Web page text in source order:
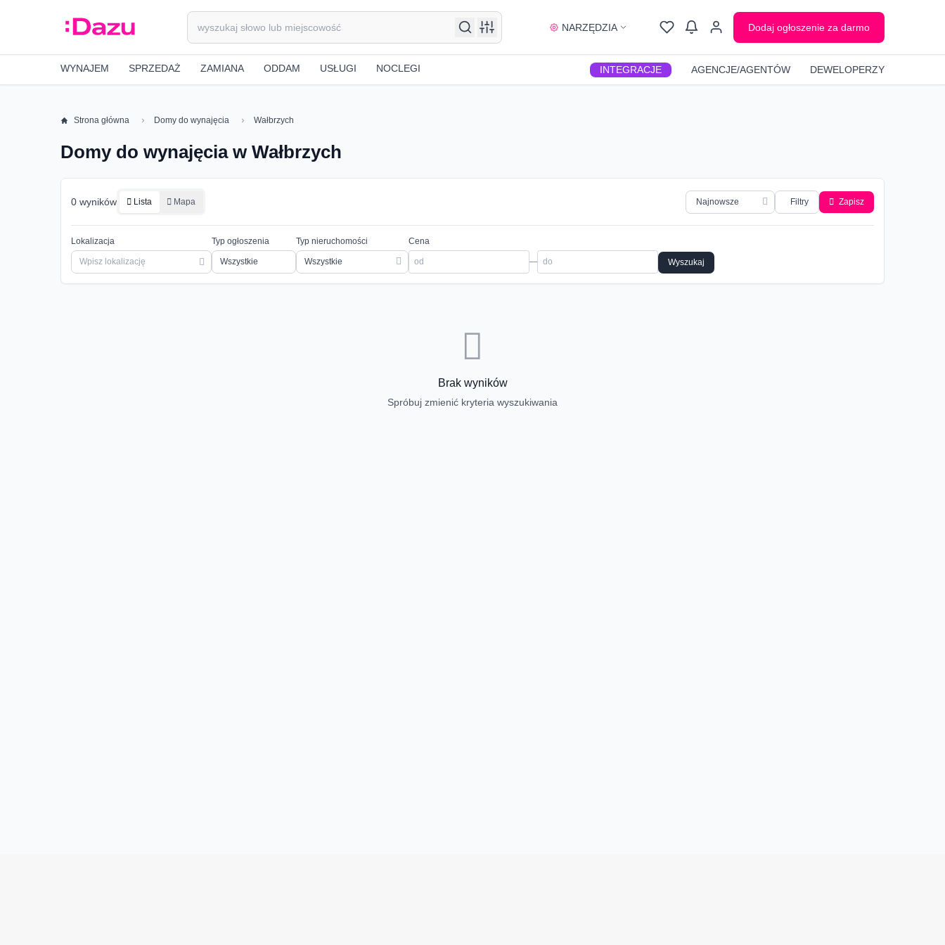
NARZĘDZIA Dodaj ogłoszenie za darmo
WYNAJEM SPRZEDAŻ ZAMIANA ODDAM USŁUGI NOCLEGI INTEGRACJE AGENCJE/AGENTÓW DEWELOPERZY
Strona główna Domy do wynajęcia Wałbrzych
Domy do wynajęcia w Wałbrzych
0 wyników Lista Mapa Filtry Zapisz
Lokalizacja Typ ogłoszenia Typ nieruchomości
Wszystkie
Cena
— Wyszukaj
Brak wyników
Spróbuj zmienić kryteria wyszukiwania